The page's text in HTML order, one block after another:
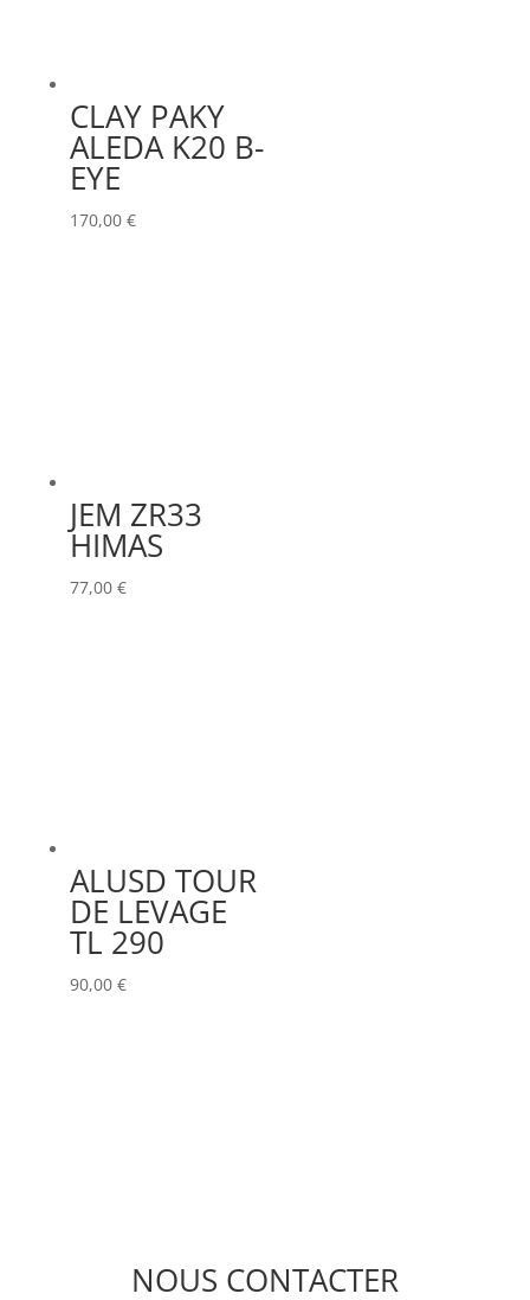
CLAY PAKY
ALEDA K20 B-
EYE
170,00 €
JEM ZR33
HIMAS
77,00 €
ALUSD TOUR
DE LEVAGE
TL 290
90,00 €
NOUS CONTACTER